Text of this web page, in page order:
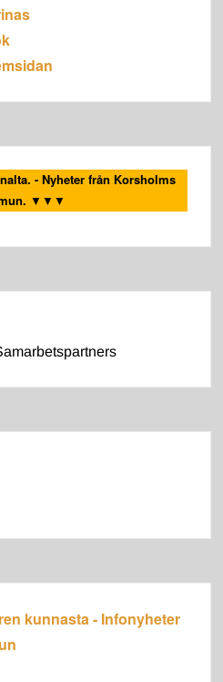
- Nyheter från Korsholms
▼▼▼
kunnasta - Infonyheter